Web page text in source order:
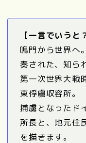
【一言でいうと
鳴門から世界へ
奏された、知ら
第一次世界大戦
東俘虜収容所。
捕虜となったド
所長と、地元住
を描きます。